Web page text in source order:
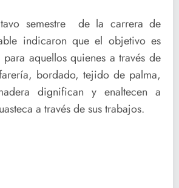
semestre de la carrera de
indicaron que el objetivo es
aquellos quienes a través de
bordado, tejido de palma,
dignifican y enaltecen a
a través de sus trabajos.